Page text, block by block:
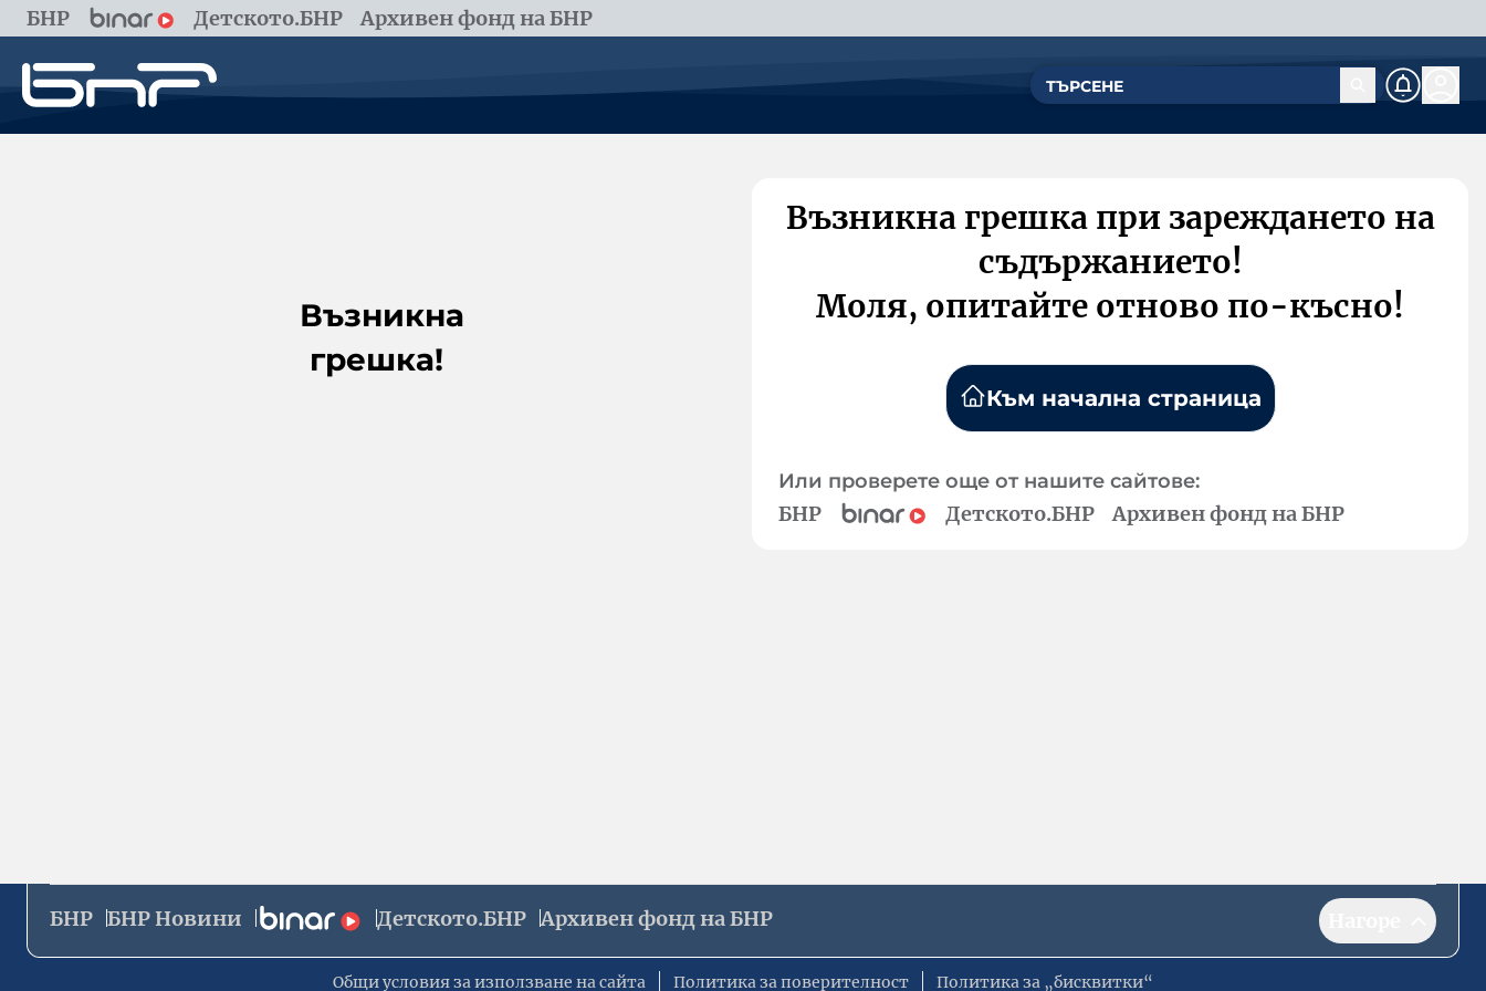
БНР Детското.БНР Архивен фонд на БНР
Възникна
грешка!
Възникна грешка при зареждането на
съдържанието!
Моля, опитайте отново по-късно!
Към начална страница
Или проверете още от нашите сайтове:
БНР Детското.БНР Архивен фонд на БНР
БНР БНР Новини Детското.БНР Архивен фонд на БНР
Общи условия за използване на сайта Политика за поверителност Политика за „бисквитки“